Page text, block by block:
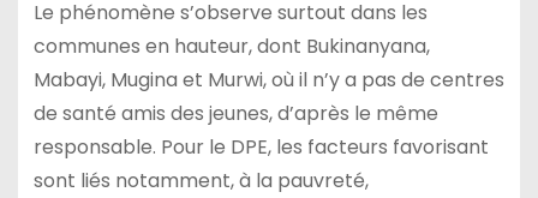
Le phénomène s’observe surtout dans les
communes en hauteur, dont Bukinanyana,
Mabayi, Mugina et Murwi, où il n’y a pas de centres
de santé amis des jeunes, d’après le même
responsable. Pour le DPE, les facteurs favorisant
sont liés notamment, à la pauvreté,